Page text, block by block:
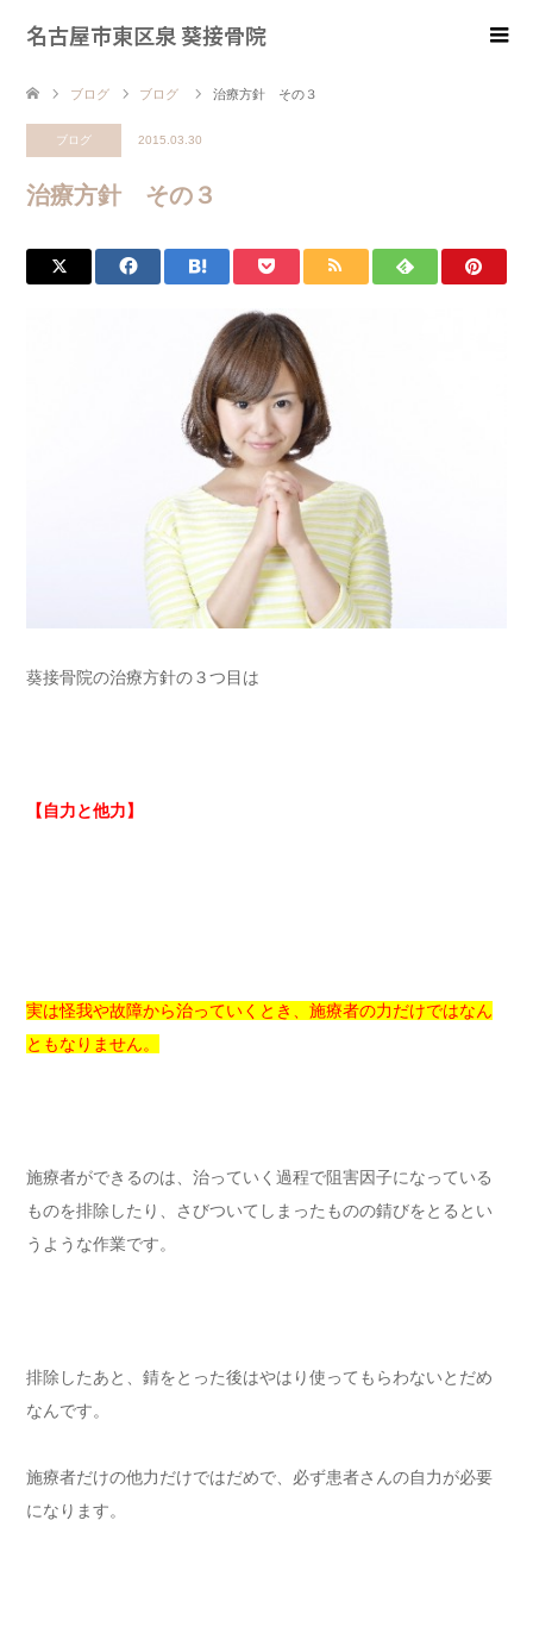
名古屋市東区泉 葵接骨院
ブログ ブログ 治療方針 その３
ブログ 2015.03.30
治療方針 その３
葵接骨院の治療方針の３つ目は
【自力と他力】
実は怪我や故障から治っていくとき、施療者の力だけではなん
ともなりません。
施療者ができるのは、治っていく過程で阻害因子になっている
ものを排除したり、さびついてしまったものの錆びをとるとい
うような作業です。
排除したあと、錆をとった後はやはり使ってもらわないとだめ
なんです。
施療者だけの他力だけではだめで、必ず患者さんの自力が必要
になります。